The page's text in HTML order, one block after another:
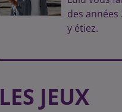
des années
y étiez.
LES JEUX